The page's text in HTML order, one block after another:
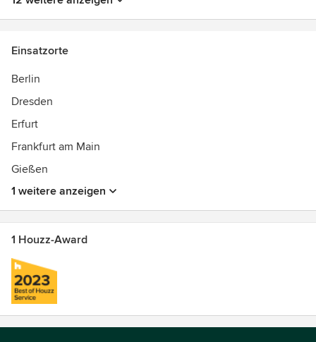
Einsatzorte
Berlin
Dresden
Erfurt
Frankfurt am Main
Gießen
1 weitere anzeigen
1 Houzz-Award